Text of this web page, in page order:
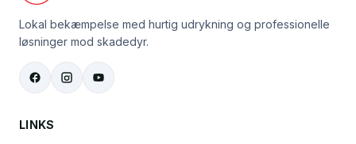
Lokal bekæmpelse med hurtig udrykning og professionelle
løsninger mod skadedyr.
LINKS